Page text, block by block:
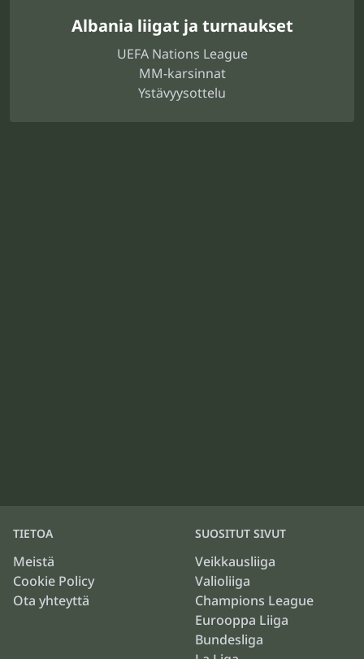
Albania liigat ja turnaukset
UEFA Nations League
MM-karsinnat
Ystävyysottelu
TIETOA
Meistä
Cookie Policy
Ota yhteyttä
SUOSITUT SIVUT
Veikkausliiga
Valioliiga
Champions League
Eurooppa Liiga
Bundesliga